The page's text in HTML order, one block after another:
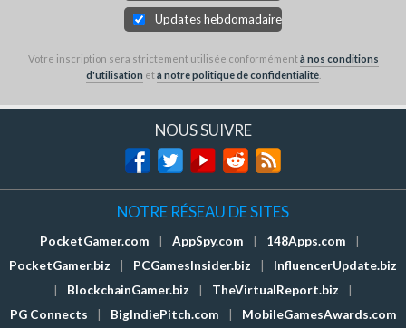
Updates hebdomadaires
Votre inscription sera strictement utilisée conformémentà nos conditions
d'utilisation età notre politique de confidentialité.
NOUS SUIVRE
NOTRE RÉSEAU DE SITES
PocketGamer.com AppSpy.com 148Apps.com
PocketGamer.biz
PCGamesInsider.biz
InfluencerUpdate.biz
BlockchainGamer.biz TheVirtualReport.biz
PG Connects
BigIndiePitch.com MobileGamesAwards.com